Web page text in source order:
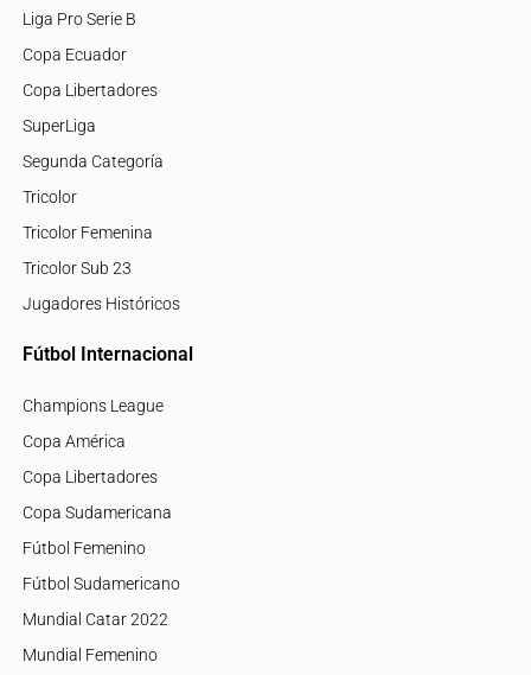
Liga Pro Serie B
Copa Ecuador
Copa Libertadores
SuperLiga
Segunda Categoría
Tricolor
Tricolor Femenina
Tricolor Sub 23
Jugadores Históricos
Fútbol Internacional
Champions League
Copa América
Copa Libertadores
Copa Sudamericana
Fútbol Femenino
Fútbol Sudamericano
Mundial Catar 2022
Mundial Femenino